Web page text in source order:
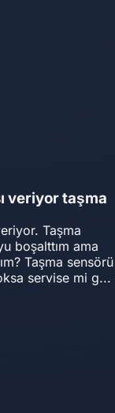
veriyor taşma
Taşma
boşalttım ama
Taşma sensörü
servise mi g...